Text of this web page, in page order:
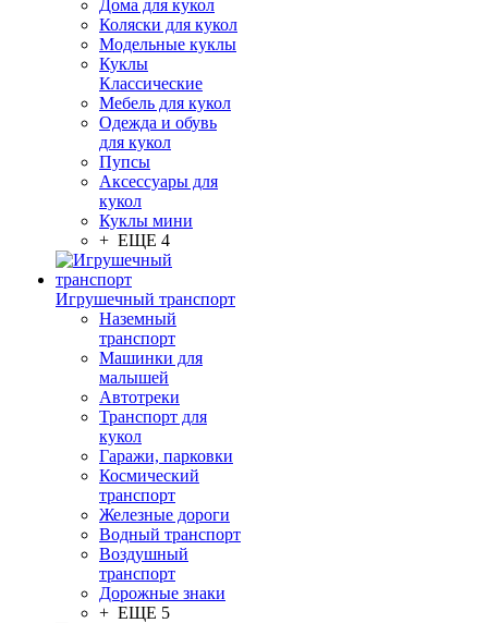
Дома для кукол
Коляски для кукол
Модельные куклы
Куклы
Классические
Мебель для кукол
Одежда и обувь
для кукол
Пупсы
Аксессуары для
кукол
Куклы мини
+ ЕЩЕ 4
Игрушечный транспорт
Наземный
транспорт
Машинки для
малышей
Автотреки
Транспорт для
кукол
Гаражи, парковки
Космический
транспорт
Железные дороги
Водный транспорт
Воздушный
транспорт
Дорожные знаки
+ ЕЩЕ 5